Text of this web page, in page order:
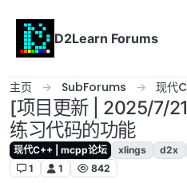
D2Learn Forums
主页 SubForums 现代
[项目更新 | 2025/7/
练习代码的功能
现代C++ | mcpp论坛 xlings d2x
1
1 842